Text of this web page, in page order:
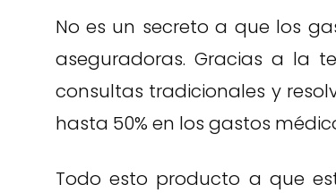
No es un secreto a que los
aseguradoras. Gracias a la
consultas tradicionales y
hasta 50% en los gastos
Todo esto producto a que